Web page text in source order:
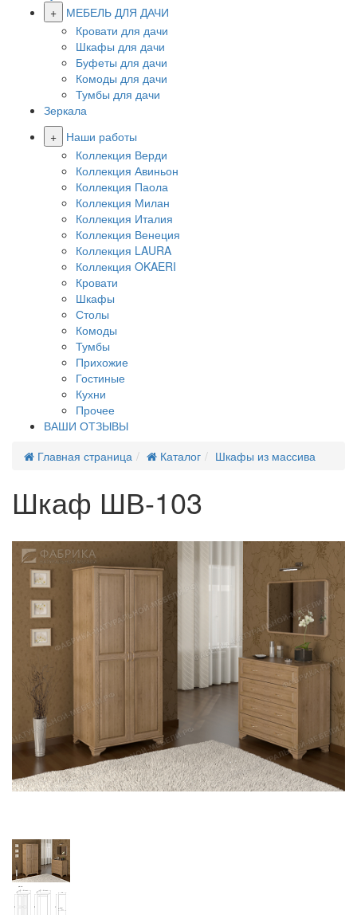
+
МЕБЕЛЬ ДЛЯ ДАЧИ
Кровати для дачи
Шкафы для дачи
Буфеты для дачи
Комоды для дачи
Тумбы для дачи
Зеркала
+
Наши работы
Коллекция Верди
Коллекция Авиньон
Коллекция Паола
Коллекция Милан
Коллекция Италия
Коллекция Венеция
Коллекция LAURA
Коллекция OKAERI
Кровати
Шкафы
Столы
Комоды
Тумбы
Прихожие
Гостиные
Кухни
Прочее
ВАШИ ОТЗЫВЫ
Главная страница
Каталог Шкафы из массива
Шкаф ШВ-103